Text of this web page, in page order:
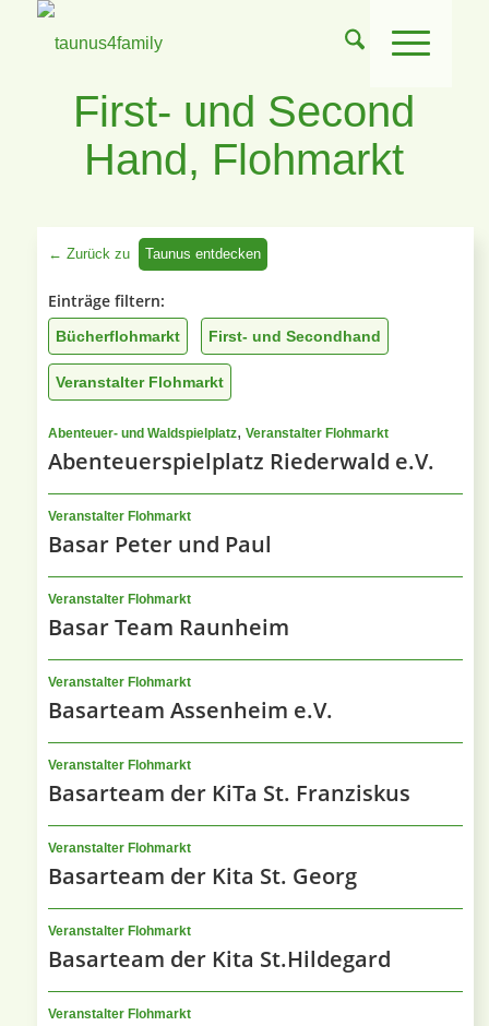
First- und Second
Hand, Flohmarkt
← Zurück zu Taunus entdecken
Einträge filtern:
Bücherflohmarkt First- und Secondhand
Veranstalter Flohmarkt
Abenteuer- und Waldspielplatz, Veranstalter Flohmarkt
Abenteuerspielplatz Riederwald e.V.
Veranstalter Flohmarkt
Basar Peter und Paul
Veranstalter Flohmarkt
Basar Team Raunheim
Veranstalter Flohmarkt
Basarteam Assenheim e.V.
Veranstalter Flohmarkt
Basarteam der KiTa St. Franziskus
Veranstalter Flohmarkt
Basarteam der Kita St. Georg
Veranstalter Flohmarkt
Basarteam der Kita St.Hildegard
Veranstalter Flohmarkt